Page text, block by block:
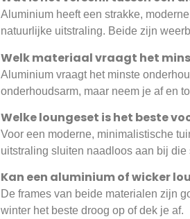
Aluminium heeft een strakke,
natuurlijke uitstraling. Beide zijn
Welk materiaal vraagt het
Aluminium vraagt het minste
onderhoudsarm, maar neem je af en
Welke loungeset is het beste
Voor een moderne, minimalistische
uitstraling sluiten naadloos aan bij die
Kan een aluminium of wicker
De frames van beide materialen zijn
winter het beste droog op of dek je af.